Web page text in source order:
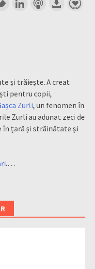
și trăiește. A creat
pentru copii,
Zurli, un fenomen în
Zurli au adunat zeci de
în țară și străinătate și
.…